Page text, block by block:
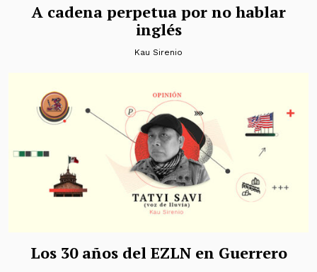
A cadena perpetua por no hablar
inglés
Kau Sirenio
Los 30 años del EZLN en Guerrero